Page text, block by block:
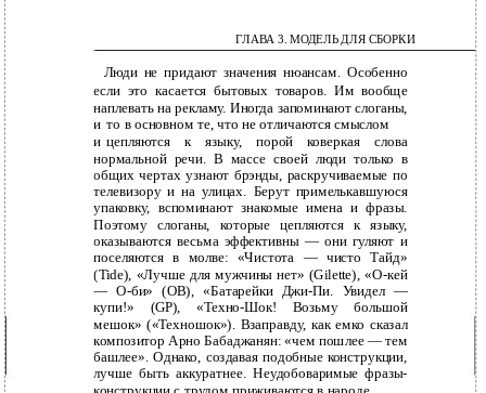
ГЛАВА 3. МОДЕЛЬ ДЛЯ СБОРКИ
Люди не придают значения нюансам. Особенно
если это касается бытовых товаров. Им вообще
наплевать на рекламу. Иногда запоминают слоганы,
и то в основном те, что не отличаются смыслом
и цепляются к языку, порой коверкая слова
нормальной речи. В массе своей люди только в
общих чертах узнают брэнды, раскручиваемые по
телевизору и на улицах. Берут примелькавшуюся
упаковку, вспоминают знакомые имена и фразы.
Поэтому слоганы, которые цепляются к языку,
оказываются весьма эффективны — они гуляют и
поселяются в молве: «Чистота — чисто Тайд»
(Tide), «Лучше для мужчины нет» (Gilette),«О-кей
— О-би» (OB), «Батарейки Джи-Пи. Увидел —
купи!» (GP), «Техно-Шок! Возьму большой
мешок» («Техношок»). Взаправду, как емко сказал
композитор Арно Бабаджанян: «чем пошлее — тем
башлее». Однако, создавая подобные конструкции,
лучше быть аккуратнее. Неудобоваримые фразы-